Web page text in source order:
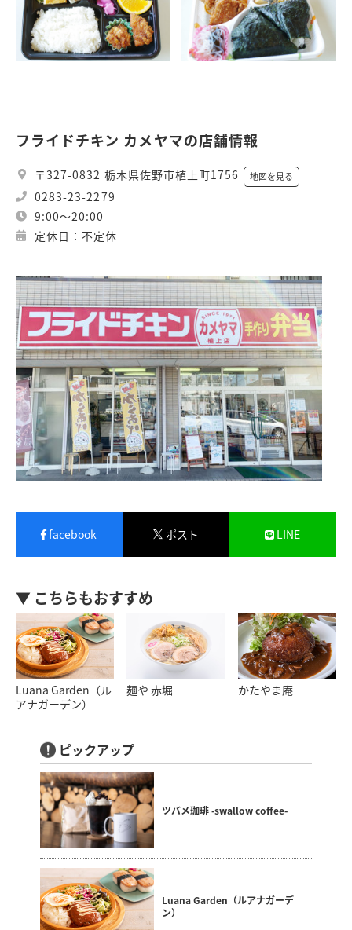
フライドチキン カメヤマの店舗情報
〒327-0832 栃木県佐野市植上町1756 地図を見る
0283-23-2279
9:00～20:00
定休日：不定休
facebook ポスト LINE
▼ こちらもおすすめ
Luana Garden（ル
アナガーデン）
麺や 赤堀 かたやま庵
ピックアップ
ツバメ珈琲 -swallow coffee-
Luana Garden（ルアナガーデ
ン）